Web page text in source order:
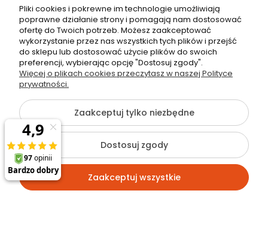
Powiadom o dostępności
insta360
Produkt niedostępny
Pliki cookies i pokrewne im technologie umożliwiają
poprawne działanie strony i pomagają nam dostosować
ofertę do Twoich potrzeb. Możesz zaakceptować
wykorzystanie przez nas wszystkich tych plików i przejść
do sklepu lub dostosować użycie plików do swoich
preferencji, wybierając opcję "Dostosuj zgody".
Więcej o plikach cookies przeczytasz w naszej Polityce
prywatności.
Zaakceptuj tylko niezbędne
Dostosuj zgody
Zaakceptuj wszystkie
NEWSLETTER
Co zyskujesz?
Rabaty nawet do 40%,dostęp do unikalnych ofert, oraz
nowościach.
Zapisz się